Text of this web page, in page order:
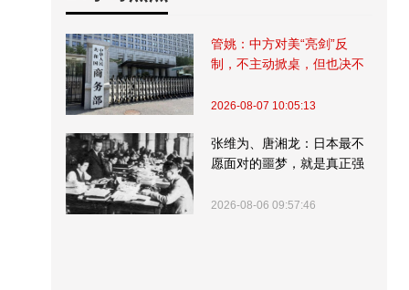
管姚：中方对美“亮剑”反
制，不主动掀桌，但也决不
2026-08-07 10:05:13
张维为、唐湘龙：日本最不
愿面对的噩梦，就是真正强
2026-08-06 09:57:46